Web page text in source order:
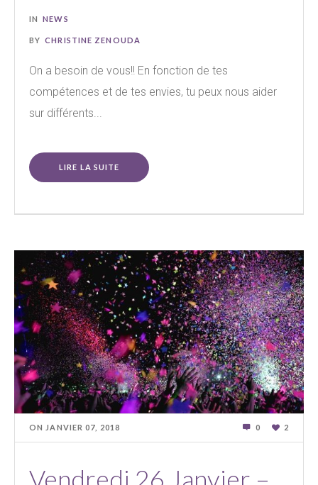
IN NEWS
BY CHRISTINE ZENOUDA
On a besoin de vous!! En fonction de tes
compétences et de tes envies, tu peux nous aider
sur différents...
LIRE LA SUITE
ON JANVIER 07 2018 0 2
Vendredi 26 Janvier –